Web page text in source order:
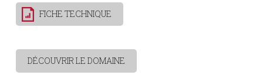
FICHE TECHNIQUE
DÉCOUVRIR LE DOMAINE